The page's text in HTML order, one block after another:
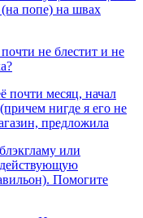
попе) на швах
не блестит и не
почти месяц, начал
нигде я его не
предложила
или
действующую
Помогите